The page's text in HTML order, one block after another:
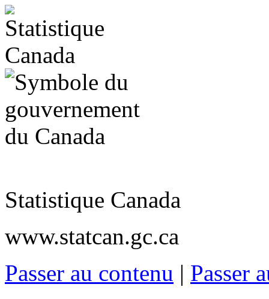
Statistique Canada
www.statcan.gc.ca
Passer au contenu | Passer